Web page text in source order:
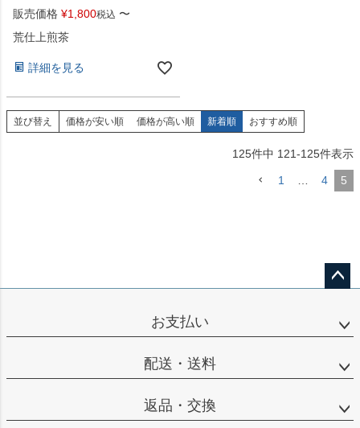
販売価格 ¥1,800税込 〜
荒仕上煎茶
詳細を見る
並び替え 価格が安い順 価格が高い順 新着順 おすすめ順
125件中 121-125件表示
1 4 5
ップ
お支払い
配送・送料
返品・交換